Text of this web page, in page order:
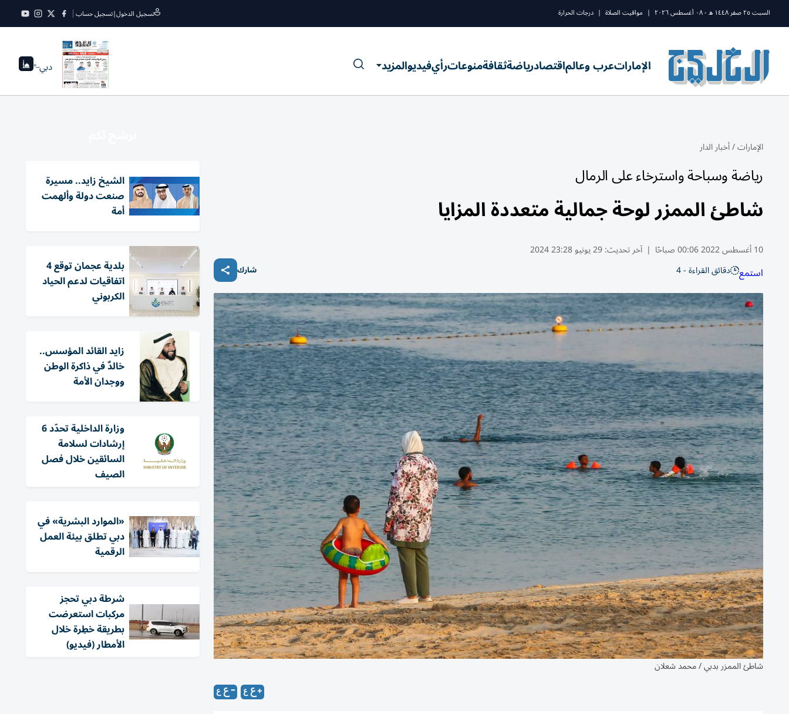
السبت ٢٥ صفر ١٤٤٨ ه - ٠٨ أغسطس ٢٠٢٦ | مواقيت الصلاة | درجات الحرارة تسجيل الدخول|تسجيل حساب
الإماراتعرب وعالماقتصادرياضةثقافةمنوعاترأيفيديوالمزيد دبي--°
الإمارات/أخبار الدار
رياضة وسباحة واسترخاء على الرمال
شاطئ الممزر لوحة جمالية متعددة المزايا
10 أغسطس 2022 00:06 صباحًا | آخر تحديث:29 يونيو 23:28 2024
استمع دقائق القراءة - 4 شارك
شاطئ الممزر بدبي / محمد شعلان
الشيخ زايد.. مسيرة
صنعت دولة وألهمت
أمة
بلدية عجمان توقع 4
اتفاقيات لدعم الحياد
الكربوني
زايد القائد المؤسس..
خالدٌ في ذاكرة الوطن
ووجدان الأمة
وزارة الداخلية تحدّد 6
إرشادات لسلامة
السائقين خلال فصل
الصيف
«الموارد البشرية» في
دبي تطلق بيئة العمل
الرقمية
شرطة دبي تحجز
مركبات استعرضت
بطريقة خطِرة خلال
الأمطار (فيديو)